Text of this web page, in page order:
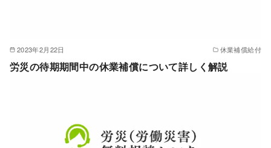
2023年2月22日 休業補償給付
労災の待期期間中の休業補償について詳しく解説